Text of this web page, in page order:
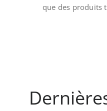
que des produits